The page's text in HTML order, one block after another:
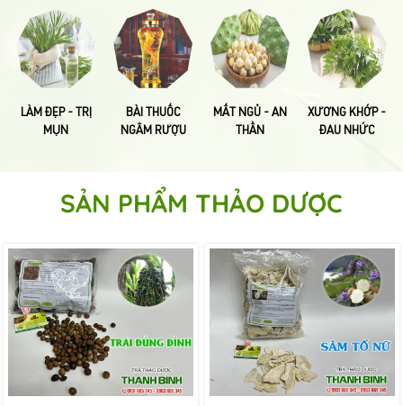
LÀM ĐẸP - TRỊ
MỤN
BÀI THUỐC
NGÂM RƯỢU
MẤT NGỦ - AN
THẦN
XƯƠNG KHỚP -
ĐAU NHỨC
SẢN PHẨM THẢO DƯỢC